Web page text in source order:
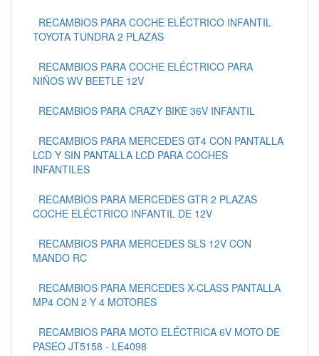
RECAMBIOS PARA COCHE ELÉCTRICO INFANTIL
TOYOTA TUNDRA 2 PLAZAS
RECAMBIOS PARA COCHE ELÉCTRICO PARA
NIÑOS WV BEETLE 12V
RECAMBIOS PARA CRAZY BIKE 36V INFANTIL
RECAMBIOS PARA MERCEDES GT4 CON PANTALLA
LCD Y SIN PANTALLA LCD PARA COCHES
INFANTILES
RECAMBIOS PARA MERCEDES GTR 2 PLAZAS
COCHE ELÉCTRICO INFANTIL DE 12V
RECAMBIOS PARA MERCEDES SLS 12V CON
MANDO RC
RECAMBIOS PARA MERCEDES X-CLASS PANTALLA
MP4 CON 2 Y 4 MOTORES
RECAMBIOS PARA MOTO ELÉCTRICA 6V MOTO DE
PASEO JT5158 - LE4098